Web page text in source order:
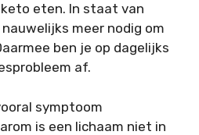
eten. In staat van
meer nodig om
ben je op dagelijks
af.
symptoom
is een lichaam niet in